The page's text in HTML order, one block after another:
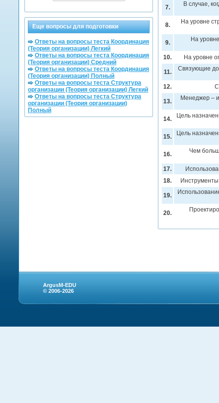
7. В случае,
8. На уровне
9. На
10. На уровне
11. Связующие
12.
13. Менеджер –
14. Цель
15. Цель
16. Чем
17.
18.
19.
20.
Еще вопросы для подготовки
Ответы на вопросы теста Координация
(Теория организации) Легкий
Ответы на вопросы теста Координация
(Теория организации) Средний
Ответы на вопросы теста Координация
(Теория организации) Полный
Ответы на вопросы теста Структура
организации (Теория организации) Легкий
Ответы на вопросы теста Структура
организации (Теория организации)
Полный
ArgusM-EDU
© 2006-2026